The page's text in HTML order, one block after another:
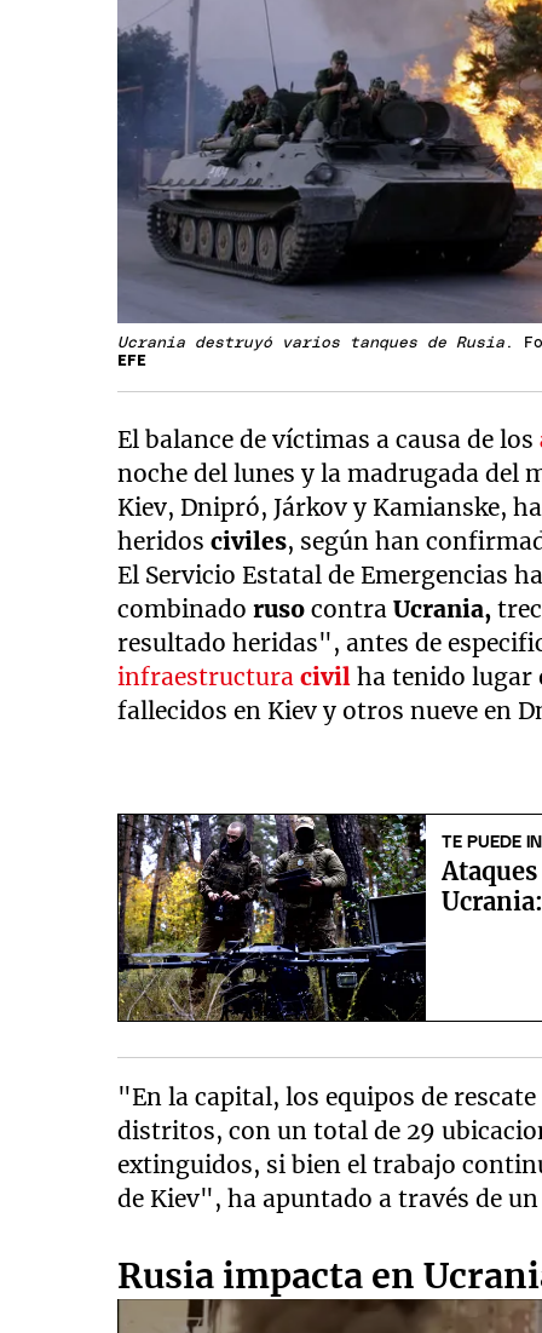
Ucrania destruyó varios tanques de Rusia .
EFE
El balance de víctimas a causa de los
noche del lunes y la madrugada del
Kiev, Dnipró, Járkov y Kamianske,
heridosciviles, según han
El Servicio Estatal de Emergencias
combinadoruso contraUcrania,
resultado heridas", antes de
infraestructuracivil ha tenido lugar
fallecidos en Kiev y otros nueve en
TE PUEDE
"En la capital, los equipos de
distritos, con un total de 29
extinguidos, si bien el trabajo
de Kiev", ha apuntado a través de
Rusia impacta en